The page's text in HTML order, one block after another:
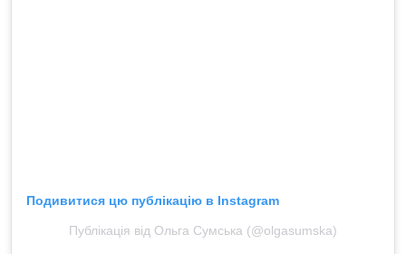
Подивитися цю публікацію в Instagram
Публікація від Ольга Сумська (@olgasumska)